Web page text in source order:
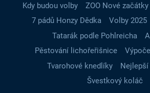
Kdy budou volby
ZOO Nové začátky
7 pádů Honzy Dědka
Volby 2025
Tatarák podle Pohlreicha
Pěstování lichořeřišnice
Tvarohové knedlíky
Švestkový koláč